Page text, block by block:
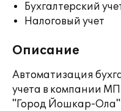
Бухгалтерский
Налоговый учет
Описание
Автоматизация
учета в компании
"Город Йошкар-